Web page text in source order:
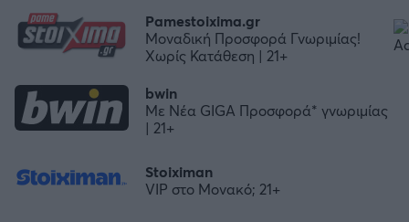
bwin
Με Νέα GIGA Προσφορά* γνωριμίας
| 21+
Stoiximan
VIP στο Μονακό; 21+
Pamestoixima.gr
Μοναδική Προσφορά Γνωριμίας!
Χωρίς Κατάθεση | 21+